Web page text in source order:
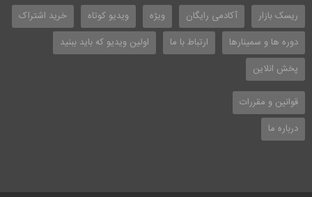
ریسک بازار آکادمی رایگان ویژه ویدیو کوتاه
خرید اشتراک
دوره ها و سمینارها
ارتباط با ما
اولین ویدیو که باید ببنید
پخش انلاین
قوانین و مقررات
درباره ما